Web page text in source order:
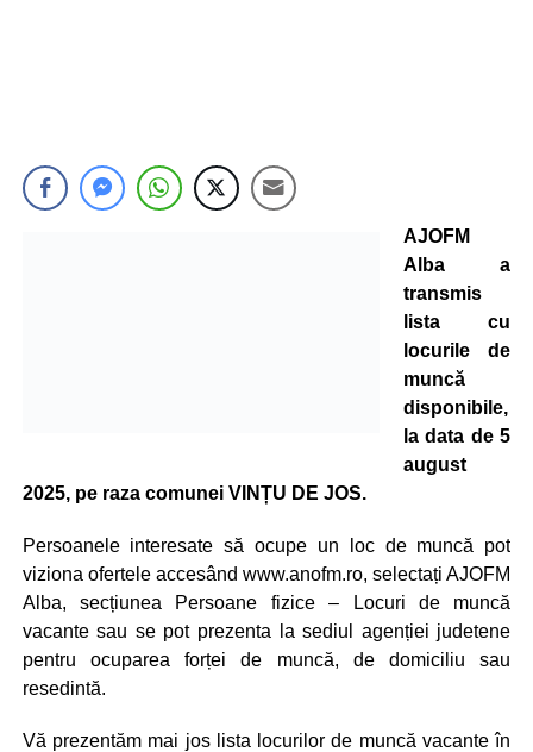
AJOFM
Alba a
transmis
lista cu
locurile de
muncă
disponibile,
la data de 5
august
2025, pe raza comunei VINȚU DE JOS.
Persoanele interesate să ocupe un loc de muncă pot
viziona ofertele accesând www.anofm.ro, selectați AJOFM
Alba, secțiunea Persoane fizice – Locuri de muncă
vacante sau se pot prezenta la sediul agenției judetene
pentru ocuparea forței de muncă, de domiciliu sau
resedintă.
Vă prezentăm mai jos lista locurilor de muncă vacante în